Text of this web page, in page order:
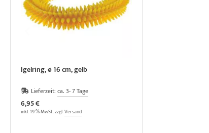
Igelring, ø 16 cm, gelb
Lieferzeit: ca. 3- 7 Tage
6,95 €
inkl. 19 % MwSt. zzgl.Versand